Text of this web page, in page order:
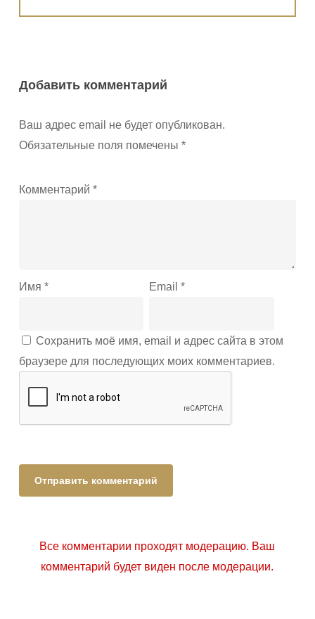
Добавить комментарий
Ваш адрес email не будет опубликован.
Обязательные поля помечены *
Комментарий *
Имя * Email*
Сохранить моё имя, email и адрес сайта в этом
браузере для последующих моих комментариев.
Все комментарии проходят модерацию. Ваш
комментарий будет виден после модерации.